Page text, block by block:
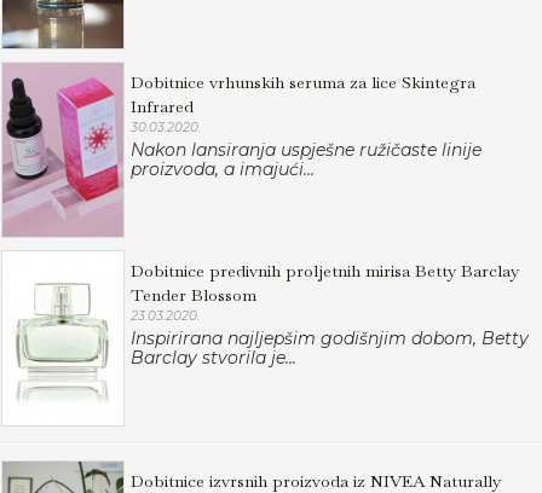
Dobitnice vrhunskih seruma za lice Skintegra
Infrared
30.03.2020.
Nakon lansiranja uspješne ružičaste linije
proizvoda, a imajući...
Dobitnice predivnih proljetnih mirisa Betty Barclay
Tender Blossom
23.03.2020.
Inspirirana najljepšim godišnjim dobom, Betty
Barclay stvorila je...
Dobitnice izvrsnih proizvoda iz NIVEA Naturally